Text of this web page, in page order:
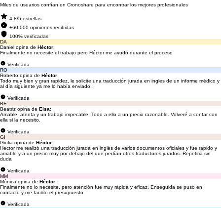
Miles de usuarios confían en Cronoshare para encontrar los mejores profesionales
4.8/5 estrellas
+60.000 opiniones recibidas
100% verificadas
DA
Daniel opina de Héctor:
Finalmente no necesite el trabajo pero Héctor me ayudó durante el proceso
Verificada
RO
Roberto opina de Héctor:
Todo muy bien y gran rapidez, le solicite una traducción jurada en ingles de un informe médico y
al día siguiente ya me lo había enviado.
Verificada
BE
Beatriz opina de Elsa:
Amable, atenta y un trabajo impecable. Todo a ello a un precio razonable. Volveré a contar con
ella si la necesito.
Verificada
GI
Giulia opina de Héctor:
Hector me realizó una traducción jurada en inglés de varios documentos oficiales y fue rapido y
amable y a un precio muy por debajo del que pedían otros traductores jurados. Repetiria sin
duda
Verificada
MM
Mónica opina de Héctor:
Finalmente no lo necesite, pero atención fue muy rápida y eficaz. Enseguida se puso en
contacto y me facilito el presupuesto
Verificada